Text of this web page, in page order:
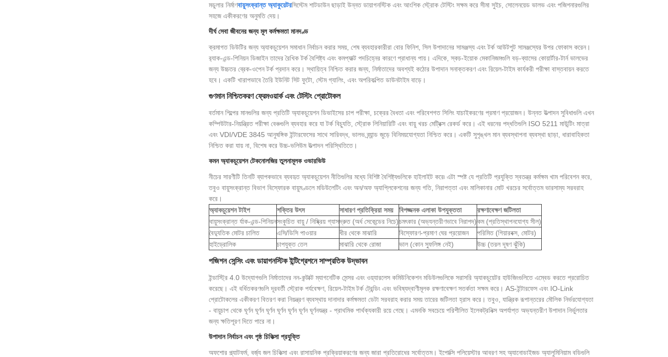
মডুলার নির্মাণবায়ুসংক্রান্ত অ্যাকুয়েটরসিস্টেম শাটডাউন ছাড়াই উন্নত ডায়াগনস্টিক এবং আংশিক স্ট্রোক টেস্টিং সক্ষম করে সীমা সুইচ, সোলেনয়েড ভালভ এবং পজিশনারগুলির
সহজে একীকরণের অনুমতি দেয়।
দীর্ঘ সেবা জীবনের জন্য মূল কর্মক্ষমতা মানদণ্ড
ক্রমাগত ডিউটির জন্য অ্যাকচুয়েশন সমাধান নির্বাচন করার সময়, শেষ ব্যবহারকারীরা বোর ফিনিশ, সিল উপাদানের সামঞ্জস্য এবং টর্ক আউটপুট সামঞ্জস্যের উপর ফোকাস করেন।
র‌্যাক-এন্ড-পিনিয়ন ডিজাইন তাদের রৈখিক টর্ক বৈশিষ্ট্য এবং কমপ্যাক্ট পদচিহ্নের কারণে প্রাধান্য পায়। এদিকে, স্কচ-ইয়োক মেকানিজমগুলি বড়-ব্যাসের কোয়ার্টার-টার্ন ভালভের
জন্য উচ্চতর ব্রেক-ওপেন টর্ক প্রদান করে। স্থায়িত্ব নিশ্চিত করার জন্য, নির্মাতাদের অবশ্যই কঠোর উপাদান সনাক্তকরণ এবং রিয়েল-টাইম কার্যকরী পরীক্ষা বাস্তবায়ন করতে
হবে। একটি খারাপভাবে তৈরি ইউনিট সিট ফুটো, স্টেম গ্যালিং, এবং অপরিকল্পিত ডাউনটাইম বাড়ে।
গুণমান নিশ্চিতকরণ ফ্রেমওয়ার্ক এবং টেস্টিং প্রোটোকল
বর্তমান শিল্পের মানগুলির জন্য প্রতিটি অ্যাকচুয়েশন ডিভাইসের চাপ পরীক্ষা, চক্রের বৈধতা এবং পরিবেশগত সিলিং যাচাইকরণের প্রমাণ প্রয়োজন। উন্নত উত্পাদন সুবিধাগুলি এখন
কম্পিউটার-নিয়ন্ত্রিত পরীক্ষা বেঞ্চগুলি ব্যবহার করে যা টর্ক বিচ্যুতি, স্ট্রোক লিনিয়ারিটি এবং বায়ু খরচ মেট্রিক্স রেকর্ড করে। এই ধরনের পদ্ধতিগুলি ISO 5211 মাউন্টিং মাত্রা
এবং VDI/VDE 3845 আনুষঙ্গিক ইন্টারফেসের সাথে সারিবদ্ধ, ভালভ ব্র্যান্ড জুড়ে বিনিময়যোগ্যতা নিশ্চিত করে। একটি সুশৃঙ্খল মান ব্যবস্থাপনা ব্যবস্থা ছাড়া, ধারাবাহিকতা
নিশ্চিত করা যায় না, বিশেষ করে উচ্চ-ভলিউম উত্পাদন পরিস্থিতিতে।
কমন অ্যাকচুয়েশন টেকনোলজির তুলনামূলক ওভারভিউ
নীচের সারণীটি তিনটি ব্যাপকভাবে ব্যবহৃত অ্যাকচুয়েশন নীতিগুলির মধ্যে বিশিষ্ট বৈশিষ্ট্যগুলিকে হাইলাইট করে৷ এটা স্পষ্ট যে প্রতিটি প্রযুক্তি স্বতন্ত্র কর্মক্ষম খাম পরিবেশন করে,
তবুও বায়ুসংক্রান্ত বিভাগ বিস্ফোরক বায়ুমণ্ডলে মডিউলেটিং এবং অন/অফ অ্যাপ্লিকেশনের জন্য গতি, নিরাপত্তা এবং মালিকানার মোট খরচের সর্বোত্তম ভারসাম্য সরবরাহ
করে।
অ্যাকচুয়েশন টাইপ
শক্তির উৎস সাধারণ প্রতিক্রিয়া সময় বিপজ্জনক এলাকা উপযুক্ততা
রক্ষণাবেক্ষণ জটিলতা
বায়ুসংক্রান্ত র্যাক-এন্ড-পিনিয়নসংকুচিত বায়ু / নিষ্ক্রিয় গ্যাসদ্রুত (অর্ধ সেকেন্ডের নিচে)চমৎকার (অভ্যন্তরীণভাবে নিরাপদ)কম (প্রতিস্থাপনযোগ্য সীল)
বৈদ্যুতিক মোটর চালিত
এসি/ডিসি পাওয়ার ধীর থেকে মাঝারি বিস্ফোরণ-প্রমাণ ঘের প্রয়োজন
পরিমিত (গিয়ারবক্স, মোটর)
হাইড্রোলিক
চাপযুক্ত তেল মাঝারি থেকে রোজা ভাল (কোন স্ফুলিঙ্গ নেই) উচ্চ (তরল দূষণ ঝুঁকি)
পজিশন সেন্সিং এবং ডায়াগনস্টিক ইন্টিগ্রেশনে সাম্প্রতিক উদ্ভাবন
ইন্ডাস্ট্রি 4.0 উদ্যোগগুলি নির্মাতাদের নন-কন্টাক্ট ম্যাগনেটিক সেন্সর এবং ওয়্যারলেস কমিউনিকেশন মডিউলগুলিকে সরাসরি অ্যাকচুয়েটর হাউজিংগুলিতে এম্বেড করতে প্ররোচিত
করেছে। এই বর্ধিতকরণগুলি দূরবর্তী স্ট্রোক পর্যবেক্ষণ, রিয়েল-টাইম টর্ক ট্রেন্ডিং এবং ভবিষ্যদ্বাণীমূলক রক্ষণাবেক্ষণ সতর্কতা সক্ষম করে। AS-ইন্টারফেস এবং IO-Link
প্রোটোকলের একীকরণ বিতরণ করা নিয়ন্ত্রণ ব্যবস্থায় দানাদার কর্মক্ষমতা ডেটা সরবরাহ করার সময় তারের জটিলতা হ্রাস করে। তবুও, যান্ত্রিক রূপান্তরের মৌলিক নির্ভরযোগ্যতা
- বায়ুচাপ থেকে ঘূর্ণন ঘূর্ণন ঘূর্ণন ঘূর্ণন ঘূর্ণন ঘূর্ণন ঘূর্ণনযন্ত্র - প্রাথমিক পার্থক্যকারী রয়ে গেছে। এমনকি সবচেয়ে পরিশীলিত ইলেকট্রনিক্স অপর্যাপ্ত অভ্যন্তরীণ উপাদান নির্ভুলতার
জন্য ক্ষতিপূরণ দিতে পারে না।
উপাদান নির্বাচন এবং পৃষ্ঠ চিকিত্সা প্রযুক্তি
অফশোর প্ল্যাটফর্ম, বর্জ্য জল চিকিত্সা এবং রাসায়নিক প্রক্রিয়াকরণের জন্য জারা প্রতিরোধের সর্বোত্তম। ইপোক্সি পলিয়েস্টার আবরণ সহ অ্যানোডাইজড অ্যালুমিনিয়াম বডিগুলি